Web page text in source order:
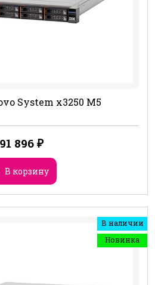
System x3250 M5
91 896 ₽
В корзину
В наличии
Новинка